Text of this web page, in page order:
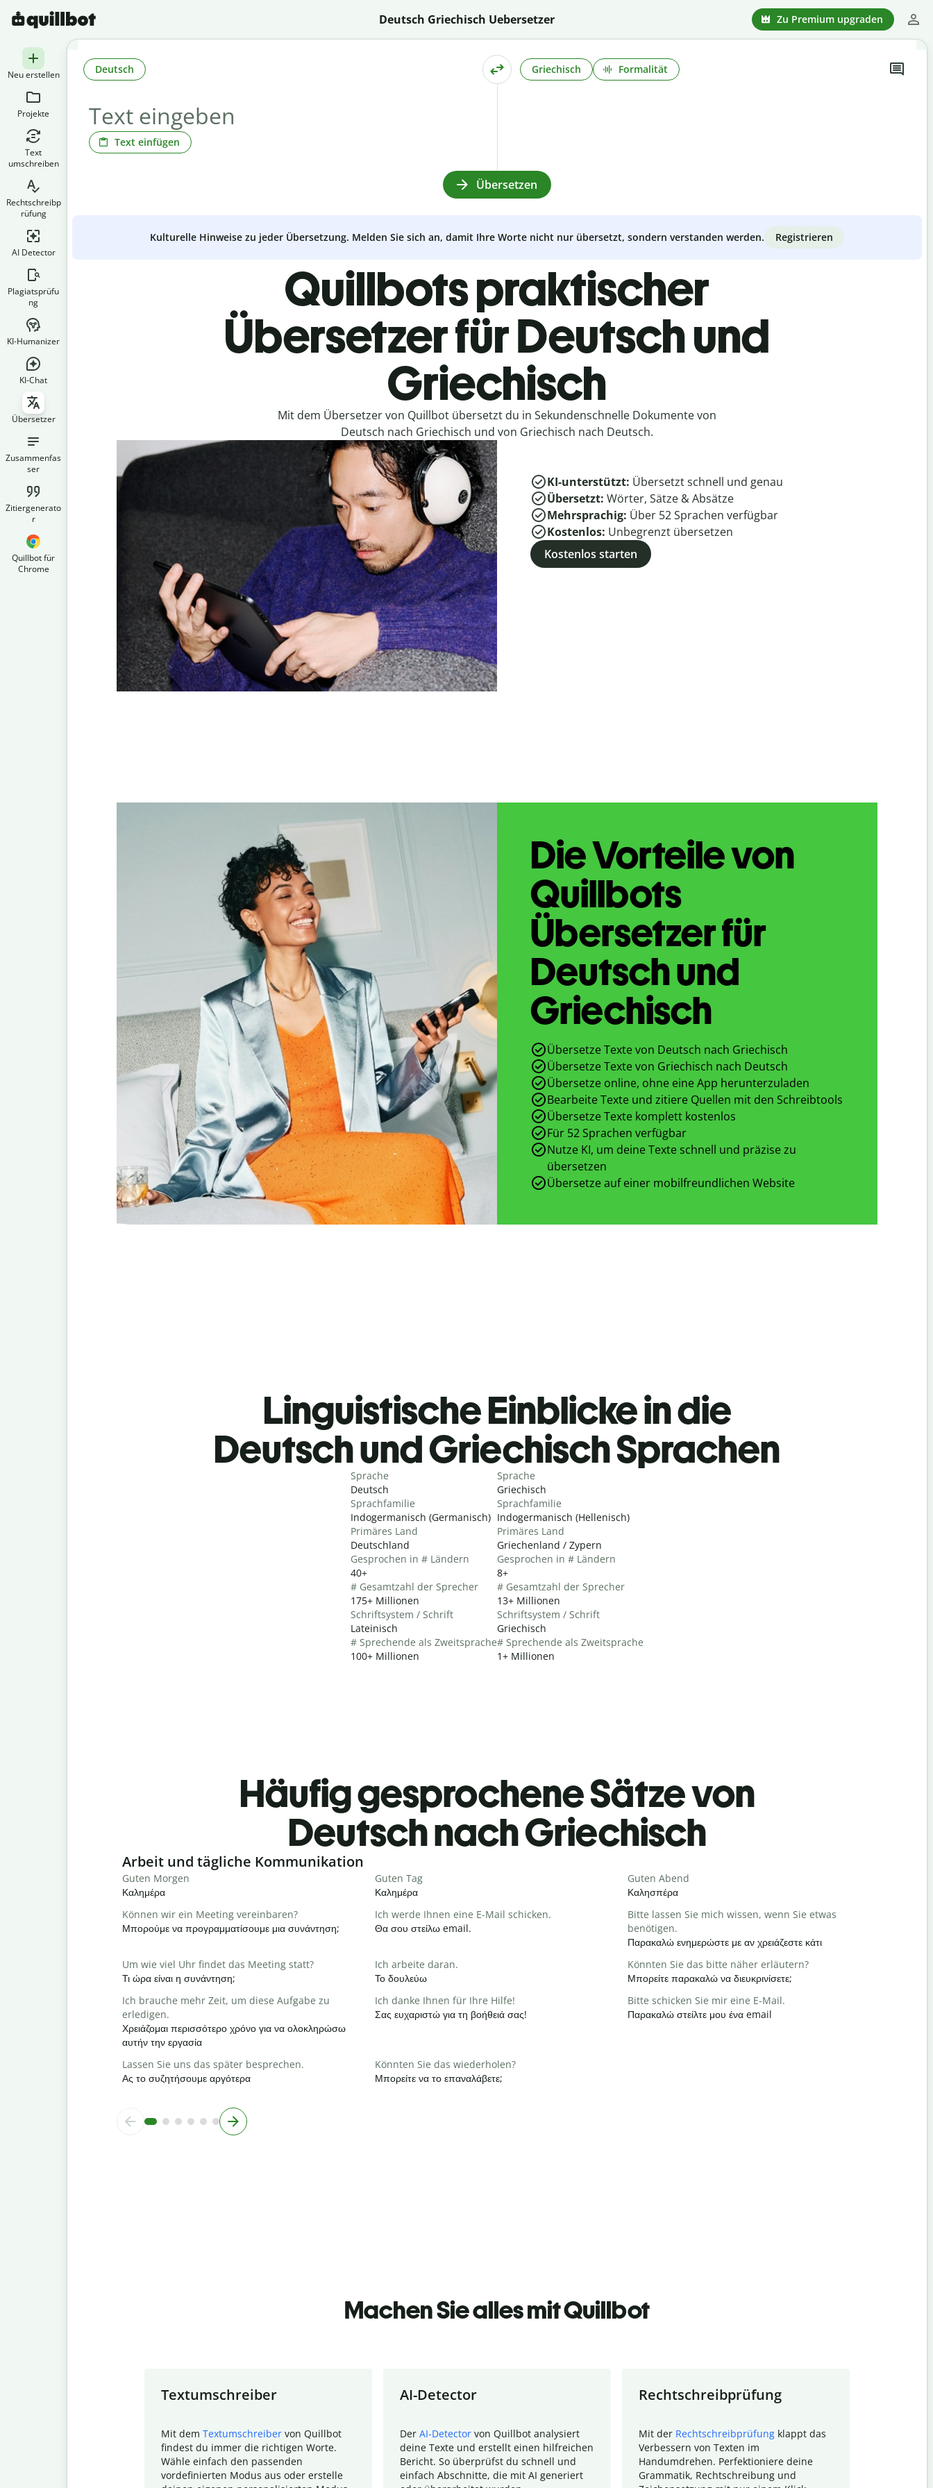
Deutsch Griechisch Uebersetzer Zu Premium upgraden
Neu erstellen
Projekte
Text
umschreiben
Rechtschreibp
rüfung
AI Detector
Plagiatsprüfu
ng
KI-Humanizer
KI-Chat
Übersetzer
Zusammenfas
ser
Zitiergenerato
r
Quillbot für
Chrome
Text einfügen
Deutsch Griechisch Formalität
Übersetzen
Kulturelle Hinweise zu jeder Übersetzung. Melden Sie sich an, damit Ihre Worte nicht nur übersetzt, sondern verstanden werden. Registrieren
Quillbots praktischer
Übersetzer für Deutsch und
Griechisch
Mit dem Übersetzer von Quillbot übersetzt du in Sekundenschnelle Dokumente von
Deutsch nach Griechisch und von Griechisch nach Deutsch.
KI-unterstützt: Übersetzt schnell und genau
Übersetzt: Wörter, Sätze & Absätze
Mehrsprachig: Über 52Sprachen verfügbar
Kostenlos: Unbegrenzt übersetzen
Kostenlos starten
Die Vorteile von
Quillbots
Übersetzer für
Deutsch und
Griechisch
Übersetze Texte von Deutsch nach Griechisch
Übersetze Texte von Griechisch nach Deutsch
Übersetze online, ohne eine App herunterzuladen
Bearbeite Texte und zitiere Quellen mit den Schreibtools
Übersetze Texte komplett kostenlos
Für 52 Sprachen verfügbar
Nutze KI, um deine Texte schnell und präzise zu
übersetzen
Übersetze auf einer mobilfreundlichen Website
Linguistische Einblicke in die
Deutsch und Griechisch Sprachen
Sprache
Deutsch
Sprachfamilie
Indogermanisch (Germanisch)
Primäres Land
Deutschland
Gesprochen in # Ländern
40+
# Gesamtzahl der Sprecher
175+ Millionen
Schriftsystem / Schrift
Lateinisch
# Sprechende als Zweitsprache
100+ Millionen
Sprache
Griechisch
Sprachfamilie
Indogermanisch (Hellenisch)
Primäres Land
Griechenland / Zypern
Gesprochen in # Ländern
8+
# Gesamtzahl der Sprecher
13+ Millionen
Schriftsystem / Schrift
Griechisch
# Sprechende als Zweitsprache
1+ Millionen
Häufig gesprochene Sätze von
Deutsch nach Griechisch
Slide 1 of 6
Arbeit und tägliche Kommunikation
Guten Morgen
Καλημέρα
Guten Tag
Καλημέρα
Guten Abend
Καλησπέρα
Können wir ein Meeting vereinbaren?
Μπορούμε να προγραμματίσουμε μια συνάντηση;
Ich werde Ihnen eine E-Mail schicken.
Θα σου στείλω email.
Bitte lassen Sie mich wissen, wenn Sie etwas
benötigen.
Παρακαλώ ενημερώστε με αν χρειάζεστε κάτι
Um wie viel Uhr findet das Meeting statt?
Τι ώρα είναι η συνάντηση;
Ich arbeite daran.
Το δουλεύω
Könnten Sie das bitte näher erläutern?
Μπορείτε παρακαλώ να διευκρινίσετε;
Ich brauche mehr Zeit, um diese Aufgabe zu
erledigen.
Χρειάζομαι περισσότερο χρόνο για να ολοκληρώσω
αυτήν την εργασία
Ich danke Ihnen für Ihre Hilfe!
Σας ευχαριστώ για τη βοήθειά σας!
Bitte schicken Sie mir eine E-Mail.
Παρακαλώ στείλτε μου ένα email
Lassen Sie uns das später besprechen.
Ας το συζητήσουμε αργότερα
Könnten Sie das wiederholen?
Μπορείτε να το επαναλάβετε;
Machen Sie alles mit Quillbot
Textumschreiber
Mit dem Textumschreiber von Quillbot
findest du immer die richtigen Worte.
Wähle einfach den passenden
vordefinierten Modus aus oder erstelle
AI-Detector
Der AI-Detector von Quillbot analysiert
deine Texte und erstellt einen hilfreichen
Bericht. So überprüfst du schnell und
einfach Abschnitte, die mit AI generiert
Rechtschreibprüfung
Mit der Rechtschreibprüfung klappt das
Verbessern von Texten im
Handumdrehen. Perfektioniere deine
Grammatik, Rechtschreibung und